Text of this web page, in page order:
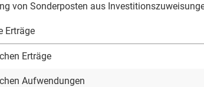
von Sonderposten aus
Erträge
Erträge
Aufwendungen